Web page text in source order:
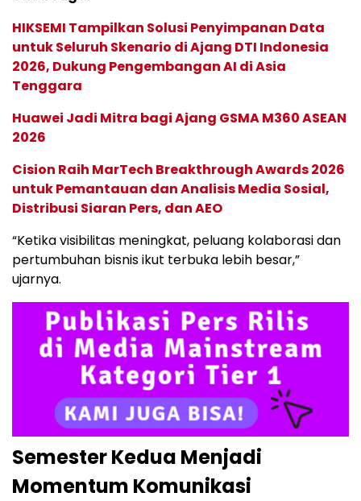
HIKSEMI Tampilkan Solusi Penyimpanan Data
untuk Seluruh Skenario di Ajang DTI Indonesia
2026, Dukung Pengembangan AI di Asia
Tenggara
Huawei Jadi Mitra bagi Ajang GSMA M360 ASEAN
2026
Cision Raih MarTech Breakthrough Awards 2026
untuk Pemantauan dan Analisis Media Sosial,
Distribusi Siaran Pers, dan AEO
“Ketika visibilitas meningkat, peluang kolaborasi dan
pertumbuhan bisnis ikut terbuka lebih besar,”
ujarnya.
Semester Kedua Menjadi
Momentum Komunikasi